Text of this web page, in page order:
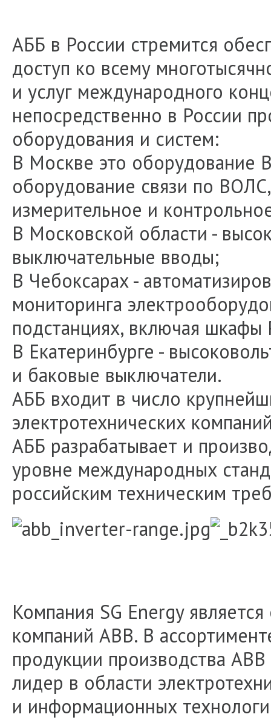
АББ в России стремится
доступ ко всему
и услуг международного
непосредственно в России
оборудования и систем:
В Москве это оборудование
оборудование связи по
измерительное и
В Московской области -
выключательные вводы;
В Чебоксарах -
мониторинга
подстанциях, включая
В Екатеринбурге -
и баковые выключатели.
AББ входит в число
электротехнических
АББ разрабатывает и
уровне международных
российским техническим
Компания SG Energy
компаний ABB. В
продукции производства
лидер в области
и информационных